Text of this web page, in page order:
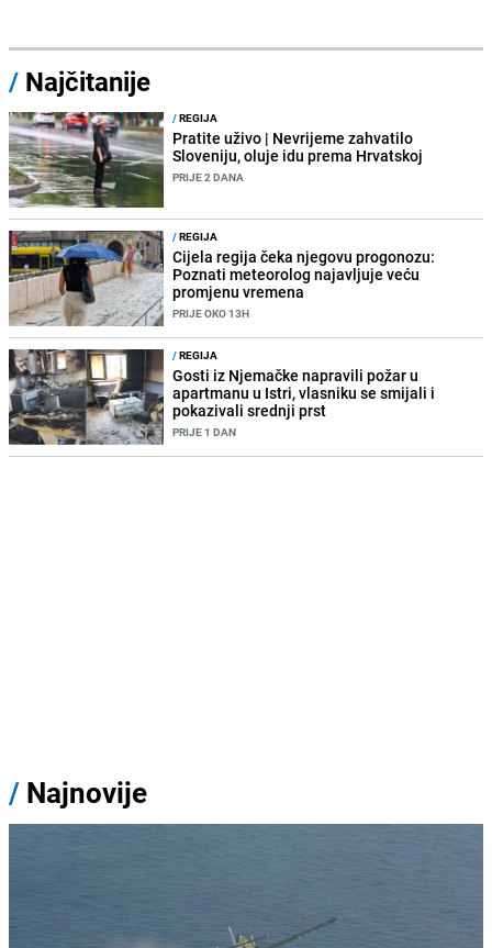
/ Najčitanije
/REGIJA
Pratite uživo | Nevrijeme zahvatilo
Sloveniju, oluje idu prema Hrvatskoj
PRIJE 2 DANA
/REGIJA
Cijela regija čeka njegovu progonozu:
Poznati meteorolog najavljuje veću
promjenu vremena
PRIJE OKO 13H
/REGIJA
Gosti iz Njemačke napravili požar u
apartmanu u Istri, vlasniku se smijali i
pokazivali srednji prst
PRIJE 1 DAN
/ Najnovije